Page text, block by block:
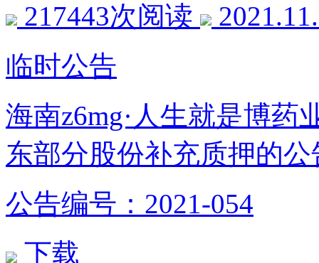
217443次阅读
临时公告
海南z6mg·人生就是博药
东部分股份补充质押的公
公告编号：2021-054
下载